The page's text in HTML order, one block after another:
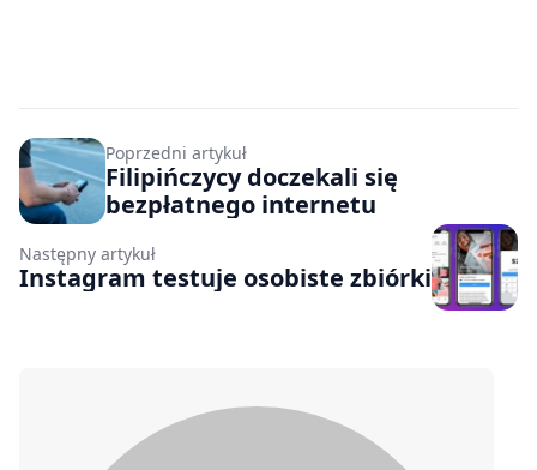
Poprzedni artykuł
Filipińczycy doczekali się
bezpłatnego internetu
Następny artykuł
Instagram testuje osobiste zbiórki